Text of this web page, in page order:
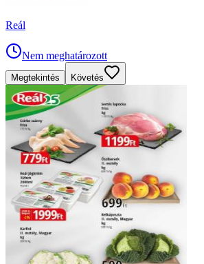
Reál
Nem meghatározott
Megtekintés Követés